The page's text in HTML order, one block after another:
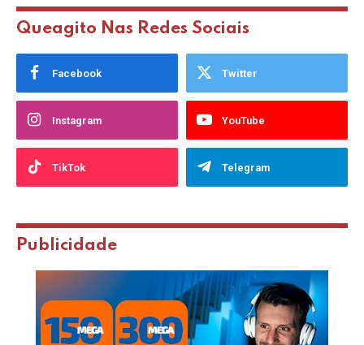
Queagito Nas Redes Sociais
Facebook Twitter
Instagram YouTube
TikTok Telegram
Publicidade